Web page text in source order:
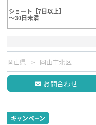
ショート【7日以上】
～30日未満
岡山県 岡山市北区
お問合わせ
キャンペーン